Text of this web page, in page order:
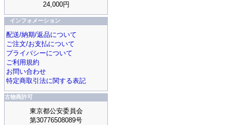
24,000円
インフォメーション
配送/納期/返品について
ご注文/お支払について
プライバシーについて
ご利用規約
お問い合わせ
特定商取引法に関する表記
古物商許可
東京都公安委員会
第30776508089号